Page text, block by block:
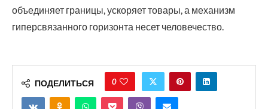
объединяет границы, ускоряет товары, а механизм
гиперсвязанного горизонта несет человечество.
ПОДЕЛИТЬСЯ 0